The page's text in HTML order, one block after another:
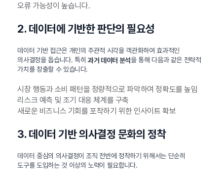
오류 가능성이 높습니다.
2. 데이터에 기반한 판단의 필요성
데이터 기반 접근은 개인의 주관적 시각을 객관화하여 효과적인
의사결정을 돕습니다. 특히과거 데이터 분석을 통해 다음과 같은 전략적
가치를 창출할 수 있습니다.
시장 행동과 소비 패턴을 정량적으로 파악하여 정확도를 높임
리스크 예측 및 조기 대응 체계를 구축
새로운 비즈니스 기회를 포착하기 위한 인사이트 확보
3. 데이터 기반 의사결정 문화의 정착
데이터 중심의 의사결정이 조직 전반에 정착하기 위해서는 단순히
도구를 도입하는 것 이상의 노력이 필요합니다.